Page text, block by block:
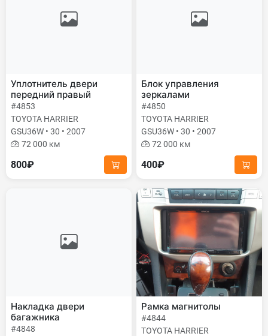
Уплотнитель двери
передний правый
#4853
TOYOTA HARRIER
GSU36W • 30 • 2007
72 000 км
800₽
Блок управления
зеркалами
#4850
TOYOTA HARRIER
GSU36W • 30 • 2007
72 000 км
400₽
Накладка двери
багажника
#4848
Рамка магнитолы
#4844
TOYOTA HARRIER